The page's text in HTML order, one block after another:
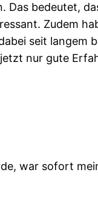
Das bedeutet,
Zudem
seit langem
nur gute
war sofort